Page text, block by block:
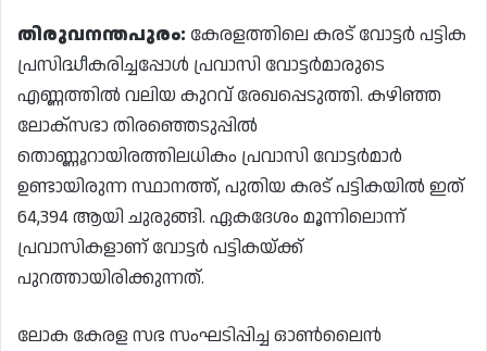
തിരുവനന്തപുരം: കേരളത്തിലെ കരട് വോട്ടർ പട്ടിക
പ്രസിദ്ധീകരിച്ചപ്പോൾ പ്രവാസി വോട്ടർമാരുടെ
എണ്ണത്തിൽ വലിയ കുറവ് രേഖപ്പെടുത്തി. കഴിഞ്ഞ
ലോക്‌സഭാ തിരഞ്ഞെടുപ്പിൽ
തൊണ്ണൂറായിരത്തിലധികം പ്രവാസി വോട്ടർമാർ
ഉണ്ടായിരുന്ന സ്ഥാനത്ത്, പുതിയ കരട് പട്ടികയിൽ ഇത്
64,394 ആയി ചുരുങ്ങി. ഏകദേശം മൂന്നിലൊന്ന്
പ്രവാസികളാണ് വോട്ടർ പട്ടികയ്ക്ക്
പുറത്തായിരിക്കുന്നത്.
ലോക കേരള സഭ സംഘടിപ്പിച്ച ഓൺലൈൻ